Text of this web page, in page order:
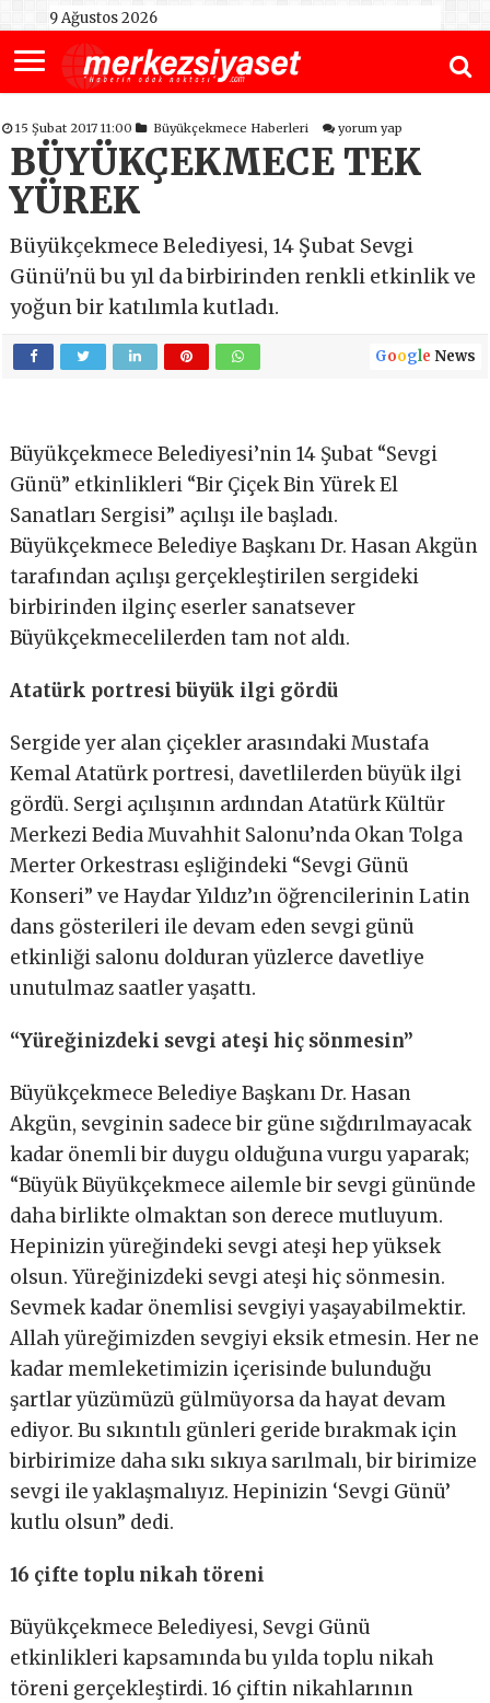
9 Ağustos 2026
15 Şubat 2017 11:00 Büyükçekmece Haberleri yorum yap
BÜYÜKÇEKMECE TEK
YÜREK
Büyükçekmece Belediyesi, 14 Şubat Sevgi
Günü'nü bu yıl da birbirinden renkli etkinlik ve
yoğun bir katılımla kutladı.
Google News
Büyükçekmece Belediyesi’nin 14 Şubat “Sevgi
Günü” etkinlikleri “Bir Çiçek Bin Yürek El
Sanatları Sergisi” açılışı ile başladı.
Büyükçekmece Belediye Başkanı Dr. Hasan Akgün
tarafından açılışı gerçekleştirilen sergideki
birbirinden ilginç eserler sanatsever
Büyükçekmecelilerden tam not aldı.
Atatürk portresi büyük ilgi gördü
Sergide yer alan çiçekler arasındaki Mustafa
Kemal Atatürk portresi, davetlilerden büyük ilgi
gördü. Sergi açılışının ardından Atatürk Kültür
Merkezi Bedia Muvahhit Salonu’nda Okan Tolga
Merter Orkestrası eşliğindeki “Sevgi Günü
Konseri” ve Haydar Yıldız’ın öğrencilerinin Latin
dans gösterileri ile devam eden sevgi günü
etkinliği salonu dolduran yüzlerce davetliye
unutulmaz saatler yaşattı.
“Yüreğinizdeki sevgi ateşi hiç sönmesin”
Büyükçekmece Belediye Başkanı Dr. Hasan
Akgün, sevginin sadece bir güne sığdırılmayacak
kadar önemli bir duygu olduğuna vurgu yaparak;
“Büyük Büyükçekmece ailemle bir sevgi gününde
daha birlikte olmaktan son derece mutluyum.
Hepinizin yüreğindeki sevgi ateşi hep yüksek
olsun. Yüreğinizdeki sevgi ateşi hiç sönmesin.
Sevmek kadar önemlisi sevgiyi yaşayabilmektir.
Allah yüreğimizden sevgiyi eksik etmesin. Her ne
kadar memleketimizin içerisinde bulunduğu
şartlar yüzümüzü gülmüyorsa da hayat devam
ediyor. Bu sıkıntılı günleri geride bırakmak için
birbirimize daha sıkı sıkıya sarılmalı, bir birimize
sevgi ile yaklaşmalıyız. Hepinizin ‘Sevgi Günü’
kutlu olsun” dedi.
16 çifte toplu nikah töreni
Büyükçekmece Belediyesi, Sevgi Günü
etkinlikleri kapsamında bu yılda toplu nikah
töreni gerçekleştirdi. 16 çiftin nikahlarının